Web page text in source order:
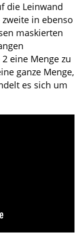
die Leinwand
in ebenso
maskierten
eine Menge zu
ganze Menge,
es sich um